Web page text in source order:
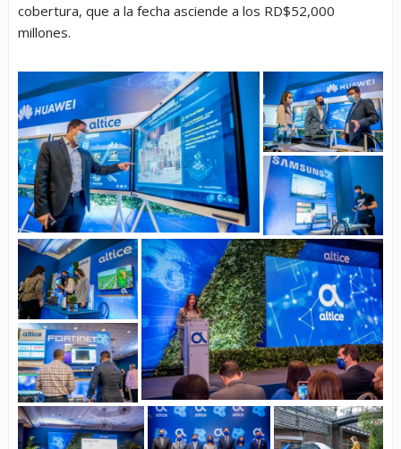
cobertura, que a la fecha asciende a los RD$52,000
millones.